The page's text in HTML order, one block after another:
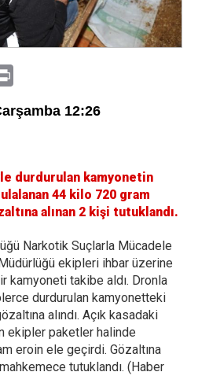
Print
12:26
durdurulan kamyonetin
44 kilo 720 gram
alınan 2 kişi tutuklandı.
Narkotik Suçlarla Mücadele
ekipleri ihbar üzerine
kamyoneti takibe aldı. Dronla
durdurulan kamyonetteki
alındı. Açık kasadaki
ekipler paketler halinde
eroin ele geçirdi. Gözaltına
mahkemece tutuklandı. (Haber